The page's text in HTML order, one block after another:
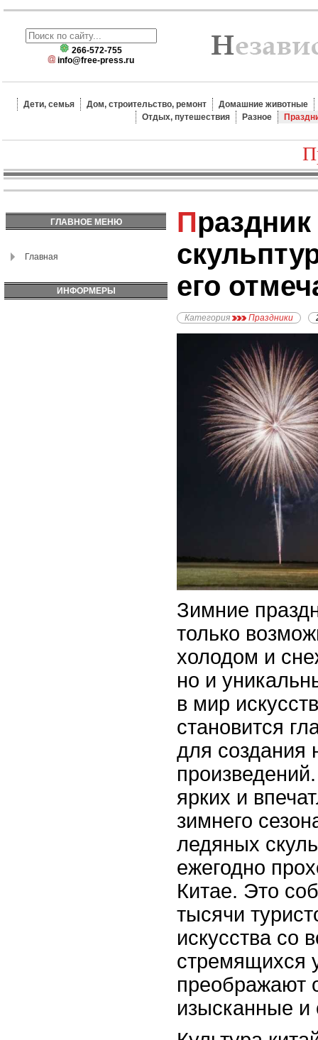
266-572-755
info@free-press.ru
Дети, семья Дом, строительство, ремонт
Домашние животные
Отдых, путешествия
Разное
ГЛАВНОЕ МЕНЮ
Главная
ИНФОРМЕРЫ
Праздник ледяных
его
Категория Праздники
Зимние
только
холодом и
но и
в мир
становится
для создания
ярких и
зимнего
ледяных
ежегодно
Китае. Это
тысячи
искусства со
стремящихся
преображают
изысканные